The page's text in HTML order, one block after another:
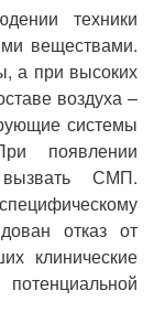
техники
веществами.
а при высоких
воздуха –
системы
появлении
вызвать СМП.
отказ от
клинические